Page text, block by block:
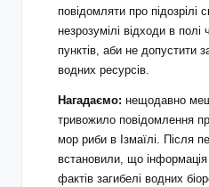
повідомляти про підозрілі
незрозумілі відходи в
пунктів, аби не допустити
водних ресурсів.
Нагадаємо: нещодавно
тривожило повідомлення
мор риби в Ізмаїлі. Після
встановили, що
фактів загибелі водних